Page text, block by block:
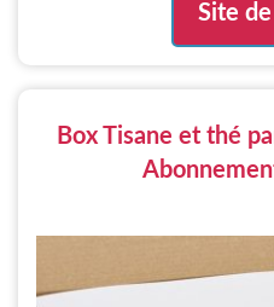
Site
Box Tisane et thé